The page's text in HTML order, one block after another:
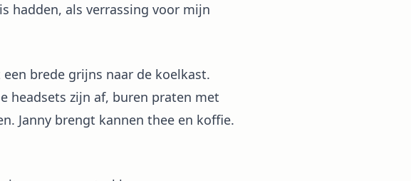
hadden, als verrassing voor mijn
brede grijns naar de koelkast.
headsets zijn af, buren praten met
Janny brengt kannen thee en koffie.